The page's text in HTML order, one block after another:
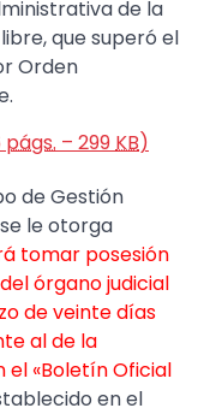
de la
que superó el
Orden
págs. – 299KB)
de Gestión
le otorga
tomar posesión
órgano judicial
de veinte días
al de la
el «Boletín Oficial
en el